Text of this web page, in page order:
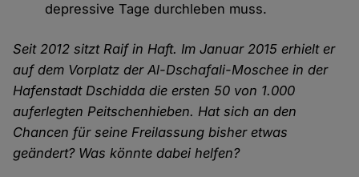
depressive Tage durchleben muss.
Seit 2012 sitzt Raif in Haft. Im Januar 2015 erhielt er
auf dem Vorplatz der Al-Dschafali-Moschee in der
Hafenstadt Dschidda die ersten 50 von 1.000
auferlegten Peitschenhieben. Hat sich an den
Chancen für seine Freilassung bisher etwas
geändert? Was könnte dabei helfen?